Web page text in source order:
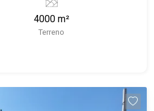
venda, compra e locação.
Ribeirão Imóveis, afinal
- funcionários
Locação, imobiliária é
na Av. Professor João
4000 m²
Terreno